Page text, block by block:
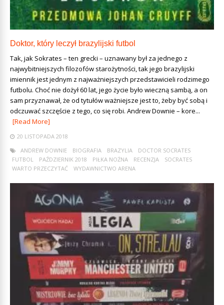
Doktor, który leczył brazylijski futbol
Tak, jak Sokrates – ten grecki – uznawany był za jednego z
najwybitniejszych filozofów starożytności, tak jego brazylijski
imiennik jest jednym z najważniejszych przedstawicieli rodzimego
futbolu. Choć nie dożył 60 lat, jego życie było wieczną sambą, a on
sam przyznawał, że od tytułów ważniejsze jest to, żeby być sobą i
odczuwać szczęście z tego, co się robi. Andrew Downie – kore...
[Read More]
20 LISTOPADA 2018
ANDREW DOWNIE
BIOGRAFIA BRAZYLIA
DOCTOR SOCRATES
FUTBOL
PAŹDZIERNIK 2018 PIŁKA NOŻNA RECENZJA
SOCRATES
WARTO PRZECZYTAĆ
WYDAWNICTWO ARENA